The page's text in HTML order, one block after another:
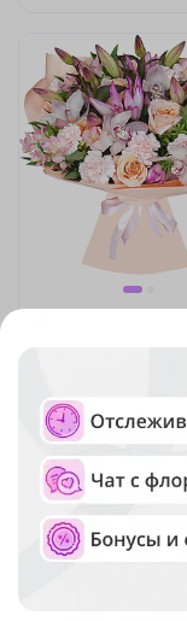
Букет "Идеальный
10 600 ₽